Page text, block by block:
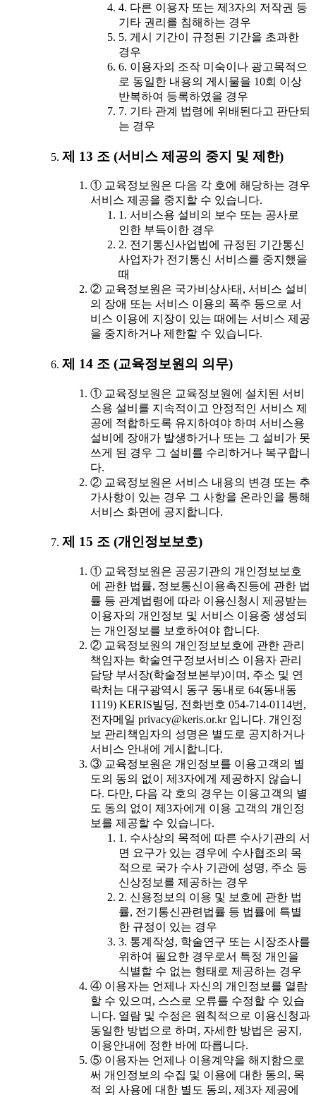
4. 다른 이용자 또는 제3자의 저작권 등
기타 권리를 침해하는 경우
5. 게시 기간이 규정된 기간을 초과한
경우
6. 이용자의 조작 미숙이나 광고목적으
로 동일한 내용의 게시물을 10회 이상
반복하여 등록하였을 경우
7. 기타 관계 법령에 위배된다고 판단되
는 경우
제 13 조 (서비스 제공의 중지 및 제한)
① 교육정보원은 다음 각 호에 해당하는 경우
서비스 제공을 중지할 수 있습니다.
1. 서비스용 설비의 보수 또는 공사로
인한 부득이한 경우
2. 전기통신사업법에 규정된 기간통신
사업자가 전기통신 서비스를 중지했을
때
② 교육정보원은 국가비상사태, 서비스 설비
의 장애 또는 서비스 이용의 폭주 등으로 서
비스 이용에 지장이 있는 때에는 서비스 제공
을 중지하거나 제한할 수 있습니다.
제 14 조 (교육정보원의 의무)
① 교육정보원은 교육정보원에 설치된 서비
스용 설비를 지속적이고 안정적인 서비스 제
공에 적합하도록 유지하여야 하며 서비스용
설비에 장애가 발생하거나 또는 그 설비가 못
쓰게 된 경우 그 설비를 수리하거나 복구합니
다.
② 교육정보원은 서비스 내용의 변경 또는 추
가사항이 있는 경우 그 사항을 온라인을 통해
서비스 화면에 공지합니다.
제 15 조 (개인정보보호)
① 교육정보원은 공공기관의 개인정보보호
에 관한 법률, 정보통신이용촉진등에 관한 법
률 등 관계법령에 따라 이용신청시 제공받는
이용자의 개인정보 및 서비스 이용중 생성되
는 개인정보를 보호하여야 합니다.
② 교육정보원의 개인정보보호에 관한 관리
책임자는 학술연구정보서비스 이용자 관리
담당 부서장(학술정보본부)이며, 주소 및 연
락처는 대구광역시 동구 동내로 64(동내동
1119) KERIS빌딩, 전화번호 054-714-0114번,
전자메일 privacy@keris.or.kr 입니다. 개인정
보 관리책임자의 성명은 별도로 공지하거나
서비스 안내에 게시합니다.
③ 교육정보원은 개인정보를 이용고객의 별
도의 동의 없이 제3자에게 제공하지 않습니
다. 다만, 다음 각 호의 경우는 이용고객의 별
도 동의 없이 제3자에게 이용 고객의 개인정
보를 제공할 수 있습니다.
1. 수사상의 목적에 따른 수사기관의 서
면 요구가 있는 경우에 수사협조의 목
적으로 국가 수사 기관에 성명, 주소 등
신상정보를 제공하는 경우
2. 신용정보의 이용 및 보호에 관한 법
률, 전기통신관련법률 등 법률에 특별
한 규정이 있는 경우
3. 통계작성, 학술연구 또는 시장조사를
위하여 필요한 경우로서 특정 개인을
식별할 수 없는 형태로 제공하는 경우
④ 이용자는 언제나 자신의 개인정보를 열람
할 수 있으며, 스스로 오류를 수정할 수 있습
니다. 열람 및 수정은 원칙적으로 이용신청과
동일한 방법으로 하며, 자세한 방법은 공지,
이용안내에 정한 바에 따릅니다.
⑤ 이용자는 언제나 이용계약을 해지함으로
써 개인정보의 수집 및 이용에 대한 동의, 목
적 외 사용에 대한 별도 동의, 제3자 제공에